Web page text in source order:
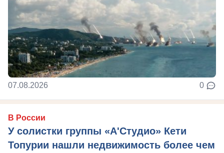
07.08.2026 0
В России
У солистки группы «А'Студио» Кети
Топурии нашли недвижимость более чем